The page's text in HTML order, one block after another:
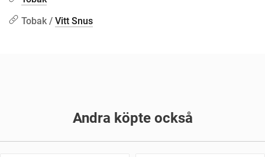
Tobak / Vitt Snus
Andra köpte också